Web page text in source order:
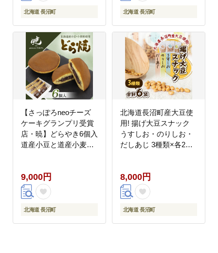
北海道 長沼町 北海道 長沼町
【さっぽろneoチーズ
ケーキグランプリ受賞
店・暁】どらやき6個入
道産小豆と道産小麦を
9,000円
北海道 長沼町
北海道長沼町産大豆使
用! 揚げ大豆スナック
うすしお・のりしお・
だしあじ 3種類×各2袋
8,000円
北海道 長沼町